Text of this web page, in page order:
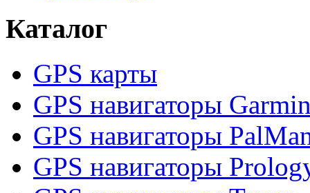
Каталог
GPS карты
GPS навигаторы
GPS навигаторы
GPS навигаторы